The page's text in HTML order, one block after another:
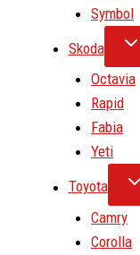
Symbol
Skoda
Octavia
Rapid
Fabia
Yeti
Toyota
Camry
Corolla